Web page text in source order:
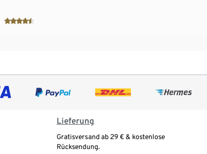
Lieferung
Gratisversand ab 29 € & kostenlose
Rücksendung.